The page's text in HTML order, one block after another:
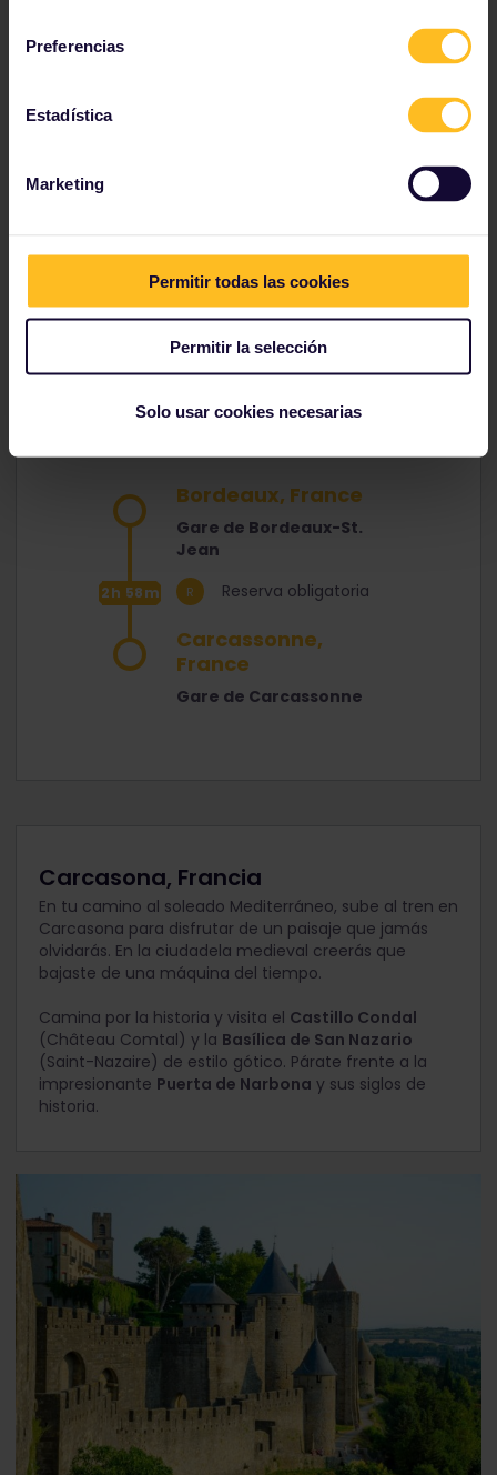
Preferencias
Estadística
Marketing
Permitir todas las cookies
Permitir la selección
Solo usar cookies necesarias
De Burdeos a Carcasona
Tiempo de viaje:
2h58m
Reserva necesaria:
Bordeaux, France
Gare de Bordeaux-St.
Jean
2h 58m Reserva obligatoria
Carcassonne,
France
Gare de Carcassonne
Carcasona, Francia
En tu camino al soleado Mediterráneo, sube al tren en
Carcasona para disfrutar de un paisaje que jamás
olvidarás. En la ciudadela medieval creerás que
bajaste de una máquina del tiempo.
Camina por la historia y visita el Castillo Condal
(Château Comtal) y la Basílica de San Nazario
(Saint-Nazaire) de estilo gótico. Párate frente a la
impresionante Puerta de Narbona y sus siglos de
historia.